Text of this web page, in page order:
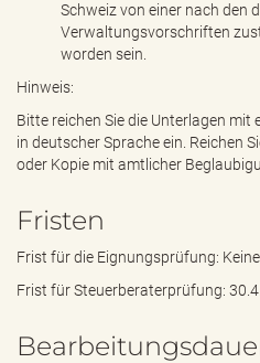
Schweiz von einer nach den
Verwaltungsvorschriften
worden sein.
Hinweis:
Bitte reichen Sie die Unterlagen
in deutscher Sprache ein. Reichen
oder Kopie mit amtlicher
Fristen
Frist für die Eignungsprüfung: Keine.
Frist für Steuerberaterprüfung: